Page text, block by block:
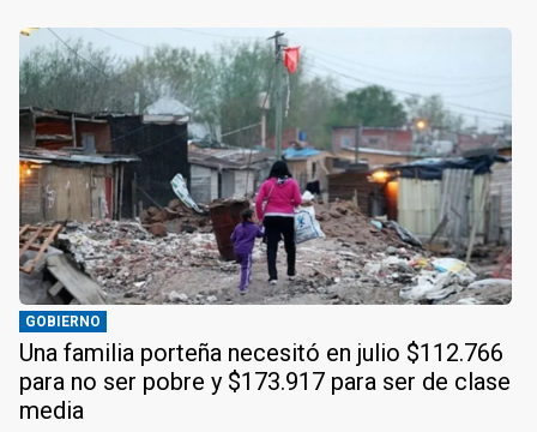
GOBIERNO
Una familia porteña necesitó en julio $112.766
para no ser pobre y $173.917 para ser de clase
media